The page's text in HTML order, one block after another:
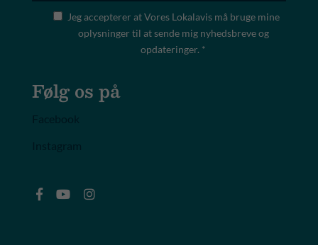
Jeg accepterer at Vores Lokalavis må bruge mine
oplysninger til at sende mig nyhedsbreve og
opdateringer. *
Følg os på